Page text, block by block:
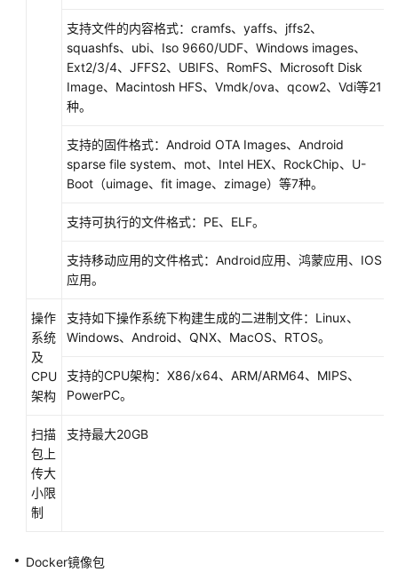
营
商
品
布
览
备
发
联
营
品
评
支持文件的内容格式：cramfs、yaffs、jffs2、
squashfs、ubi、Iso 9660/UDF、Windows images、
Ext2/3/4、JFFS2、UBIFS、RomFS、Microsoft Disk
Image、Macintosh HFS、Vmdk/ova、qcow2、Vdi等21
种。
支持的固件格式：Android OTA Images、Android
sparse file system、mot、Intel HEX、RockChip、U-
Boot（uimage、fit image、zimage）等7种。
支持可执行的文件格式：PE、ELF。
支持移动应用的文件格式：Android应用、鸿蒙应用、IOS
应用。
操作
系统
及
CPU
架构
支持如下操作系统下构建生成的二进制文件：Linux、
Windows、Android、QNX、MacOS、RTOS。
支持的CPU架构：X86/x64、ARM/ARM64、MIPS、
PowerPC。
扫描
包上
传大
小限
制
支持最大20GB
Docker镜像包